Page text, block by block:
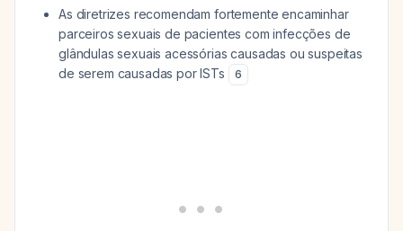
As diretrizes recomendam fortemente encaminhar
parceiros sexuais de pacientes com infecções de
glândulas sexuais acessórias causadas ou suspeitas
de serem causadas por ISTs
6